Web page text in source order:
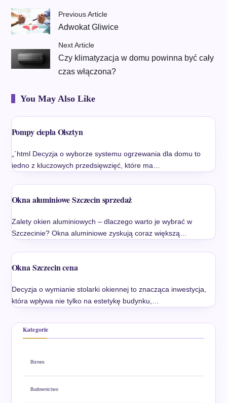
Previous Article
Adwokat Gliwice
Next Article
Czy klimatyzacja w domu powinna być cały
czas włączona?
You May Also Like
Pompy ciepła Olsztyn
„`html Decyzja o wyborze systemu ogrzewania dla domu to
jedno z kluczowych przedsięwzięć, które ma…
Okna aluminiowe Szczecin sprzedaż
Zalety okien aluminiowych – dlaczego warto je wybrać w
Szczecinie? Okna aluminiowe zyskują coraz większą…
Okna Szczecin cena
Decyzja o wymianie stolarki okiennej to znacząca inwestycja,
która wpływa nie tylko na estetykę budynku,…
Kategorie
Biznes
Budownictwo